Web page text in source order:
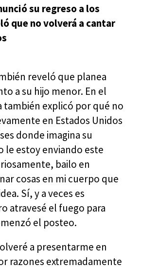
su regreso a los
que no volverá a cantar
reveló que planea
a su hijo menor. En el
también explicó por qué no
en Estados Unidos
donde imagina su
le estoy enviando este
bailo en
cosas en mi cuerpo que
Sí, y a veces es
atravesé el fuego para
el posteo.
a presentarme en
razones extremadamente